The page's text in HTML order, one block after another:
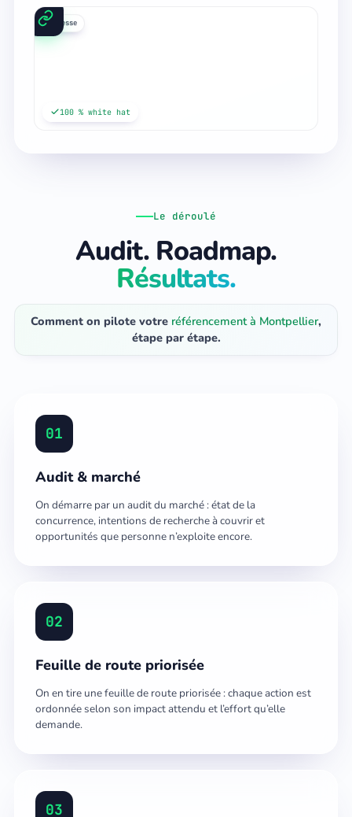
presse
100 % white hat
Le déroulé
Audit. Roadmap.
Résultats.
Comment on pilote votre référencement à Montpellier,
étape par étape.
01
Audit & marché
On démarre par un audit du marché : état de la
concurrence, intentions de recherche à couvrir et
opportunités que personne n’exploite encore.
02
Feuille de route priorisée
On en tire une feuille de route priorisée : chaque action est
ordonnée selon son impact attendu et l’effort qu’elle
demande.
03